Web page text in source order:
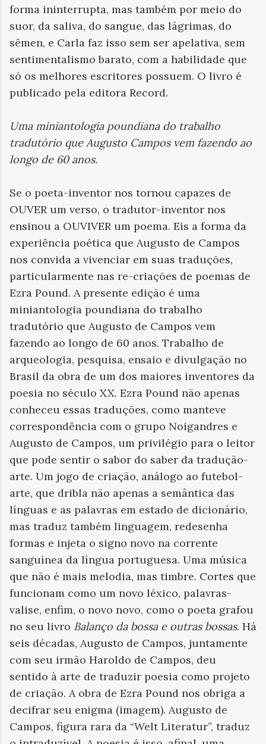
forma ininterrupta, mas também por meio do
suor, da saliva, do sangue, das lágrimas, do
sêmen, e Carla faz isso sem ser apelativa, sem
sentimentalismo barato, com a habilidade que
só os melhores escritores possuem. O livro é
publicado pela editora Record.
Uma miniantologia poundiana do trabalho
tradutório que Augusto Campos vem fazendo ao
longo de 60 anos.
Se o poeta-inventor nos tornou capazes de
OUVER um verso, o tradutor-inventor nos
ensinou a OUVIVER um poema. Eis a forma da
experiência poética que Augusto de Campos
nos convida a vivenciar em suas traduções,
particularmente nas re-criações de poemas de
Ezra Pound. A presente edição é uma
miniantologia poundiana do trabalho
tradutório que Augusto de Campos vem
fazendo ao longo de 60 anos. Trabalho de
arqueologia, pesquisa, ensaio e divulgação no
Brasil da obra de um dos maiores inventores da
poesia no século XX. Ezra Pound não apenas
conheceu essas traduções, como manteve
correspondência com o grupo Noigandres e
Augusto de Campos, um privilégio para o leitor
que pode sentir o sabor do saber da tradução-
arte. Um jogo de criação, análogo ao futebol-
arte, que dribla não apenas a semântica das
línguas e as palavras em estado de dicionário,
mas traduz também linguagem, redesenha
formas e injeta o signo novo na corrente
sanguínea da língua portuguesa. Uma música
que não é mais melodia, mas timbre. Cortes que
funcionam como um novo léxico, palavras-
valise, enfim, o novo novo, como o poeta grafou
no seu livro Balanço da bossa e outras bossas. Há
seis décadas, Augusto de Campos, juntamente
com seu irmão Haroldo de Campos, deu
sentido à arte de traduzir poesia como projeto
de criação. A obra de Ezra Pound nos obriga a
decifrar seu enigma (imagem). Augusto de
Campos, figura rara da “Welt Literatur”, traduz